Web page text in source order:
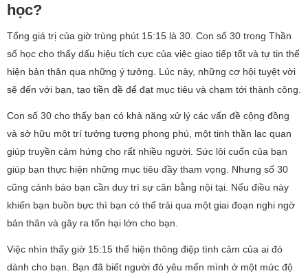
học?
Tổng giá trị của giờ trùng phút 15:15 là 30. Con số 30 trong Thần
số học cho thấy dấu hiệu tích cực của việc giao tiếp tốt và tự tin thể
hiện bản thân qua những ý tưởng. Lúc này, những cơ hội tuyệt vời
sẽ đến với bạn, tạo tiền đề để đạt mục tiêu và chạm tới thành công.
Con số 30 cho thấy bạn có khả năng xử lý các vấn đề cộng đồng
và sở hữu một trí tưởng tượng phong phú, một tinh thần lạc quan
giúp truyền cảm hứng cho rất nhiều người. Sức lôi cuốn của bạn
giúp bạn thực hiện những mục tiêu đầy tham vọng. Nhưng số 30
cũng cảnh báo bạn cần duy trì sự cân bằng nội tại. Nếu điều này
khiến bạn buồn bực thì bạn có thể trải qua một giai đoạn nghi ngờ
bản thân và gây ra tổn hại lớn cho bạn.
Việc nhìn thấy giờ 15:15 thể hiện thông điệp tình cảm của ai đó
dành cho bạn. Bạn đã biết người đó yêu mến mình ở một mức độ